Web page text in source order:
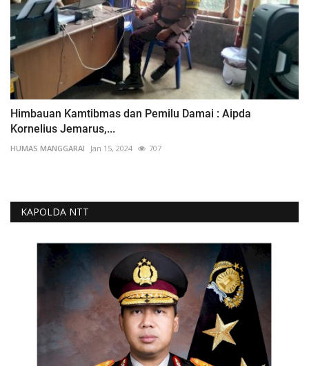
Himbauan Kamtibmas dan Pemilu Damai : Aipda
Kornelius Jemarus,...
HUMAS MANGGARAI Jan 15, 2024 707
KAPOLDA NTT